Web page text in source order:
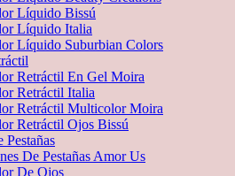
Líquido Bissú
Líquido Italia
Líquido Suburbian Colors
Retráctil En Gel Moira
Retráctil Italia
Retráctil Multicolor Moira
Retráctil Ojos Bissú
Pestañas
De Pestañas Amor Us
De Ojos